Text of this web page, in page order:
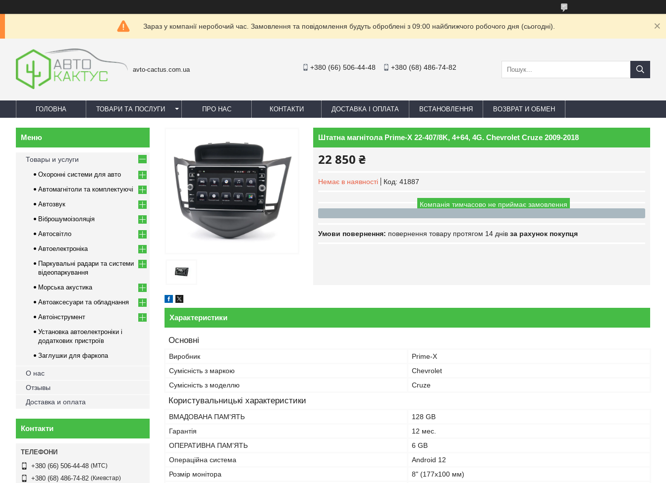
Зараз у компанії неробочий час. Замовлення та повідомлення будуть оброблені з 09:00 найближчого робочого дня (сьогодні).
avto-cactus.com.ua +380 (66) 506-44-48 +380 (68) 486-74-82
ГОЛОВНА ТОВАРИ ТА ПОСЛУГИ ПРО НАС КОНТАКТИ ДОСТАВКА І ОПЛАТА ВСТАНОВЛЕННЯ ВОЗВРАТ И ОБМЕН
Штатна магнітола Prime-X 22-407/8K, 4+64, 4G. Chevrolet Cruze 2009-2018
22 850 ₴
Немає в наявності Код: 41887
Компанія тимчасово не приймає замовлення
повернення товару протягом 14 днів за рахунок покупця
Характеристики
Основні
Виробник
Prime-X
Сумісність з маркою
Chevrolet
Сумісність з моделлю
Cruze
Користувальницькі характеристики
ВМАДОВАНА ПАМ'ЯТЬ
128 GB
Гарантія
12 мес.
ОПЕРАТИВНА ПАМ'ЯТЬ
6 GB
Операційна система
Android 12
Розмір монітора
8" (177х100 мм)
Товары и услуги
Охоронні системи для авто
Автомагнітоли та комплектуючі
Автозвук
Віброшумоізоляція
Автосвітло
Автоелектроніка
Паркувальні радари та системи
відеопаркування
Морська акустика
Автоаксесуари та обладнання
Автоінструмент
Установка автоелектроніки і
додаткових пристроїв
Заглушки для фаркопа
О нас
Отзывы
Доставка и оплата
Контакти
+380 (66) 506-44-48 МТС
+380 (68) 486-74-82 Киевстар